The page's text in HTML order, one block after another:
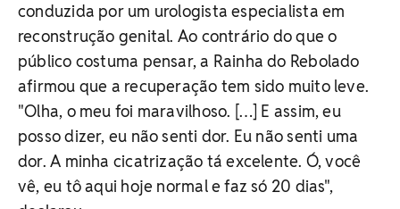
conduzida por um urologista especialista em
reconstrução genital. Ao contrário do que o
público costuma pensar, a Rainha do Rebolado
afirmou que a recuperação tem sido muito leve.
"Olha, o meu foi maravilhoso. […] E assim, eu
posso dizer, eu não senti dor. Eu não senti uma
dor. A minha cicatrização tá excelente. Ó, você
vê, eu tô aqui hoje normal e faz só 20 dias",